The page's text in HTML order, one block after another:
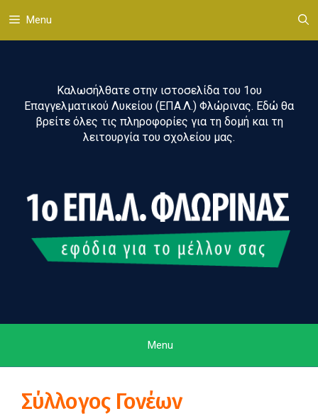
σε
περιεχόμενο
Menu
Καλωσήλθατε στην ιστοσελίδα του 1ου
Επαγγελματικού Λυκείου (ΕΠΑ.Λ.) Φλώρινας. Εδώ θα
βρείτε όλες τις πληροφορίες για τη δομή και τη
λειτουργία του σχολείου μας.
Menu
Σύλλογος Γονέων